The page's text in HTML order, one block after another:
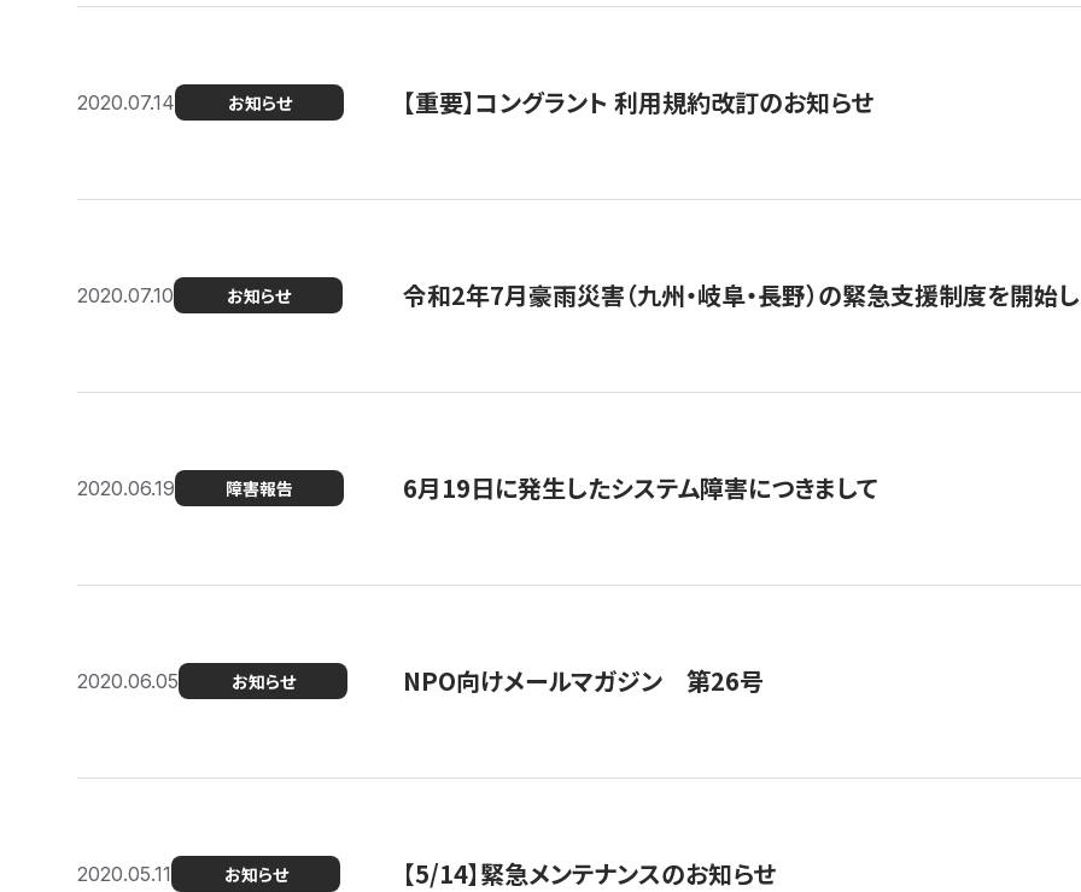
2020.07.14 お知らせ 【重要】コングラント 利用規約改訂のお知らせ
2020.07.10 お知らせ 令和2年7月豪雨災害（九州・岐阜・長野）の緊急支援制度を開始
2020.06.19 障害報告 6月19日に発生したシステム障害につきまして
2020.06.05 お知らせ NPO向けメールマガジン 第26号
2020.05.11 お知らせ 【5/14】緊急メンテナンスのお知らせ